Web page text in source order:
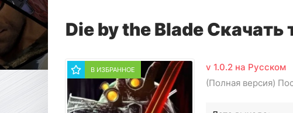
Die by the Blade Скачать
В ИЗБРАННОЕ
v 1.0.2 на Русском
(Полная версия)